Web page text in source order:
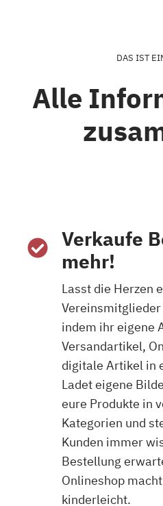
DAS IST
Alle
Verkaufe
mehr!
Lasst die Herzen
indem ihr eigene
Versandartikel,
digitale Artikel in
Ladet eigene
eure Produkte in
Kategorien und
Kunden immer
Bestellung
Onlineshop
kinderleicht.